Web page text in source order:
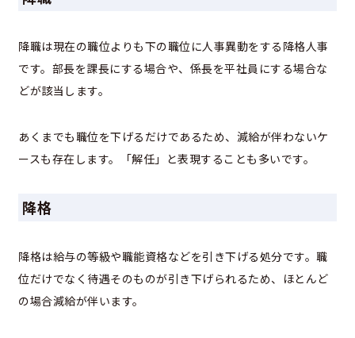
降職は現在の職位よりも下の職位に人事異動をする降格人事
です。部長を課長にする場合や、係長を平社員にする場合な
どが該当します。
あくまでも職位を下げるだけであるため、減給が伴わないケ
ースも存在します。「解任」と表現することも多いです。
降格
降格は給与の等級や職能資格などを引き下げる処分です。職
位だけでなく待遇そのものが引き下げられるため、ほとんど
の場合減給が伴います。